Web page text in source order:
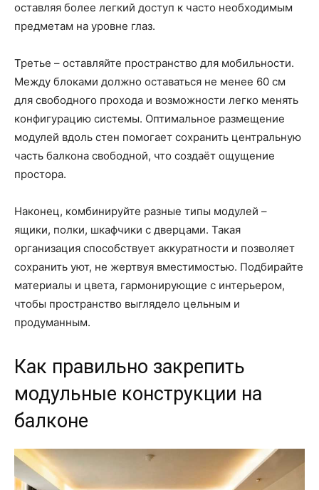
оставляя более легкий доступ к часто необходимым
предметам на уровне глаз.
Третье – оставляйте пространство для мобильности.
Между блоками должно оставаться не менее 60 см
для свободного прохода и возможности легко менять
конфигурацию системы. Оптимальное размещение
модулей вдоль стен помогает сохранить центральную
часть балкона свободной, что создаёт ощущение
простора.
Наконец, комбинируйте разные типы модулей –
ящики, полки, шкафчики с дверцами. Такая
организация способствует аккуратности и позволяет
сохранить уют, не жертвуя вместимостью. Подбирайте
материалы и цвета, гармонирующие с интерьером,
чтобы пространство выглядело цельным и
продуманным.
Как правильно закрепить
модульные конструкции на
балконе